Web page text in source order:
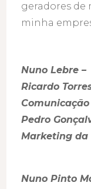
geradores de
minha
Nuno Lebre
Ricardo
Pedro
Marketing da
Nuno Pinto